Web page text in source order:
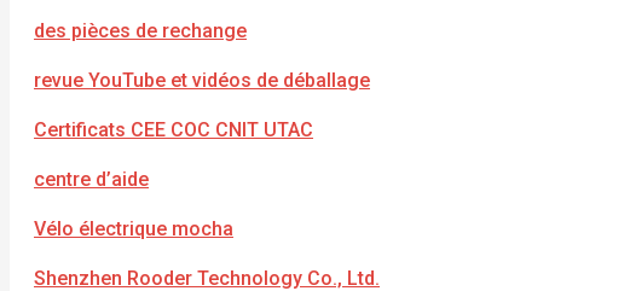
des pièces de rechange
revue YouTube et vidéos de déballage
Certificats CEE COC CNIT UTAC
centre d’aide
Vélo électrique mocha
Shenzhen Rooder Technology Co., Ltd.